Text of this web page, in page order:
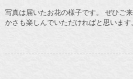
写真は届いたお花の様子です。 ぜひご
かさも楽しんでいただければと思います